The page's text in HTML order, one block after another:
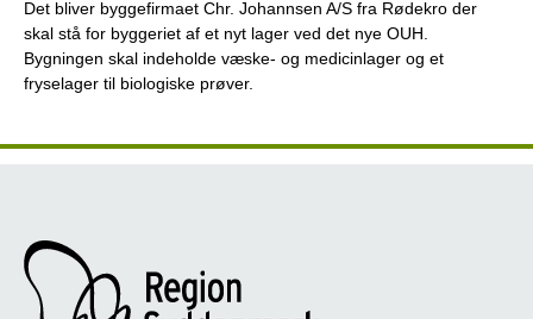
Det bliver byggefirmaet Chr. Johannsen A/S fra Rødekro der
skal stå for byggeriet af et nyt lager ved det nye OUH.
Bygningen skal indeholde væske- og medicinlager og et
fryselager til biologiske prøver.